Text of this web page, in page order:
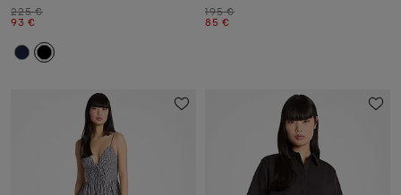
Zuvor
225 €
Jetzt
93 €
Zuvor
195 €
Jetzt
85 €